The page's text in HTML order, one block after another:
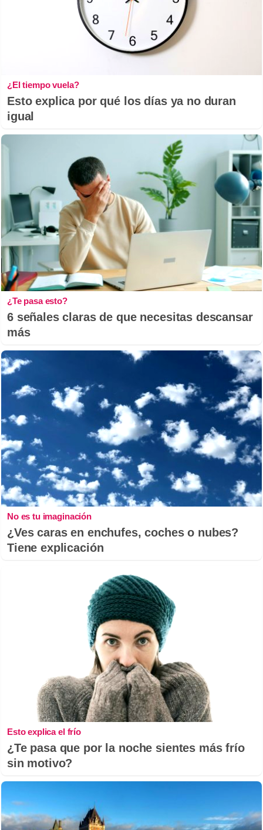
¿El tiempo vuela?
Esto explica por qué los días ya no duran
igual
¿Te pasa esto?
6 señales claras de que necesitas descansar
más
No es tu imaginación
¿Ves caras en enchufes, coches o nubes?
Tiene explicación
Esto explica el frío
¿Te pasa que por la noche sientes más frío
sin motivo?